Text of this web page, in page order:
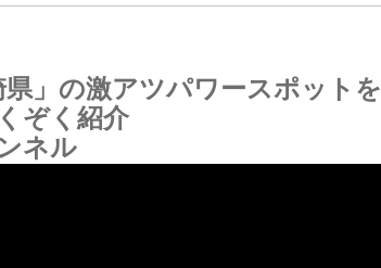
県」の激アツパワースポットを
ぞく紹介
ネル